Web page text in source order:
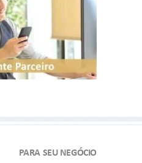
PARA SEU NEGÓCIO